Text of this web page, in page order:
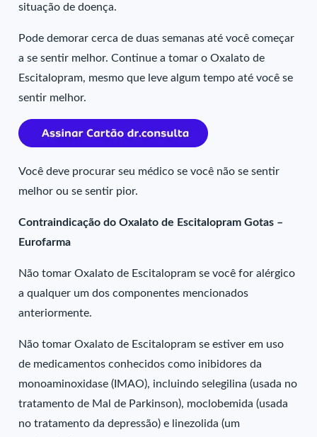
situação de doença.
Pode demorar cerca de duas semanas até você começar
a se sentir melhor. Continue a tomar o Oxalato de
Escitalopram, mesmo que leve algum tempo até você se
sentir melhor.
Você deve procurar seu médico se você não se sentir
melhor ou se sentir pior.
Contraindicação do Oxalato de Escitalopram Gotas –
Eurofarma
Não tomar Oxalato de Escitalopram se você for alérgico
a qualquer um dos componentes mencionados
anteriormente.
Não tomar Oxalato de Escitalopram se estiver em uso
de medicamentos conhecidos como inibidores da
monoaminoxidase (IMAO), incluindo selegilina (usada no
tratamento de Mal de Parkinson), moclobemida (usada
no tratamento da depressão) e linezolida (um